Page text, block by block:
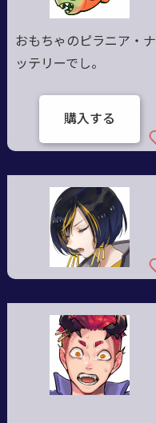
おもちゃのピラニア・ナ
ッテリーでし。
購入する